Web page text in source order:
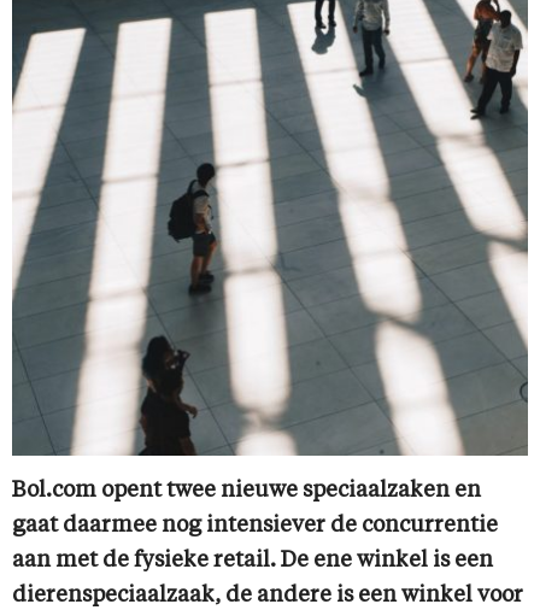
Bol.com opent twee nieuwe speciaalzaken en
gaat daarmee nog intensiever de concurrentie
aan met de fysieke retail. De ene winkel is een
dierenspeciaalzaak, de andere is een winkel voor